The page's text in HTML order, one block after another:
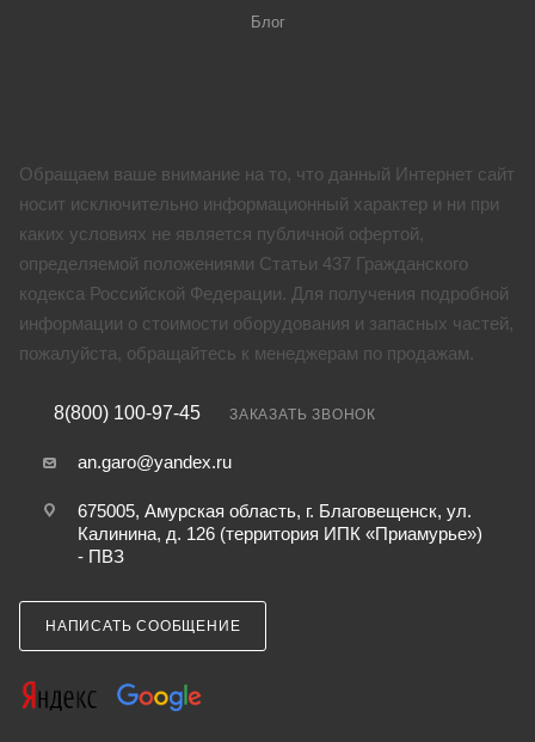
Блог
Обращаем ваше внимание на то, что данный Интернет сайт
носит исключительно информационный характер и ни при
каких условиях не является публичной офертой,
определяемой положениями Статьи 437 Гражданского
кодекса Российской Федерации. Для получения подробной
информации о стоимости оборудования и запасных частей,
пожалуйста, обращайтесь к менеджерам по продажам.
8(800) 100-97-45 ЗАКАЗАТЬ ЗВОНОК
an.garo@yandex.ru
675005, Амурская область, г. Благовещенск, ул.
Калинина, д. 126 (территория ИПК «Приамурье»)
- ПВЗ
НАПИСАТЬ СООБЩЕНИЕ